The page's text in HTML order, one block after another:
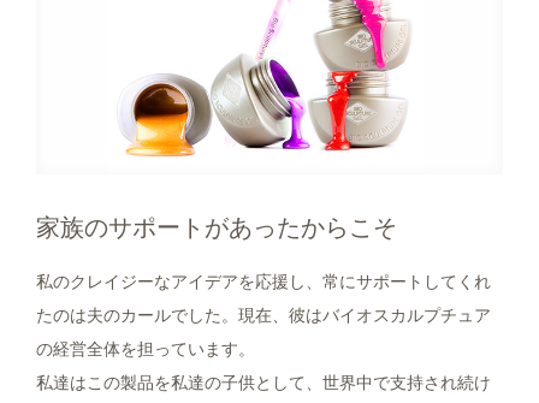
家族のサポートがあったからこそ
私のクレイジーなアイデアを応援し、常にサポートしてくれ
たのは夫のカールでした。現在、彼はバイオスカルプチュア
の経営全体を担っています。
私達はこの製品を私達の子供として、世界中で支持され続け